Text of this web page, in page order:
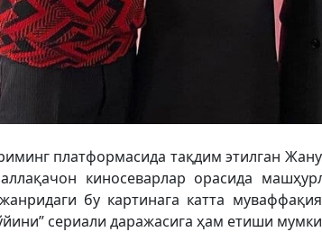
платформасида тақдим этилган
киносеварлар орасида
бу картинага катта
сериали даражасига ҳам етиши